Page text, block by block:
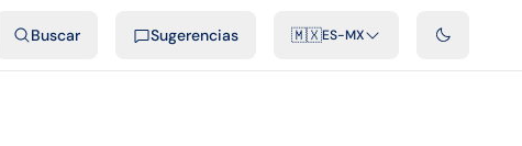
Buscar Sugerencias 🇲🇽ES-MX